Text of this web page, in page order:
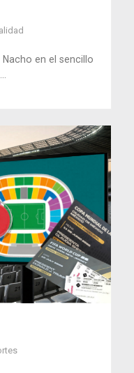
Nacho en el sencillo